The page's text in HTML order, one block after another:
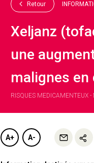
Retour
Xeljanz
une
malignes en
RISQUES MEDICAMENTEUX
A+ A-